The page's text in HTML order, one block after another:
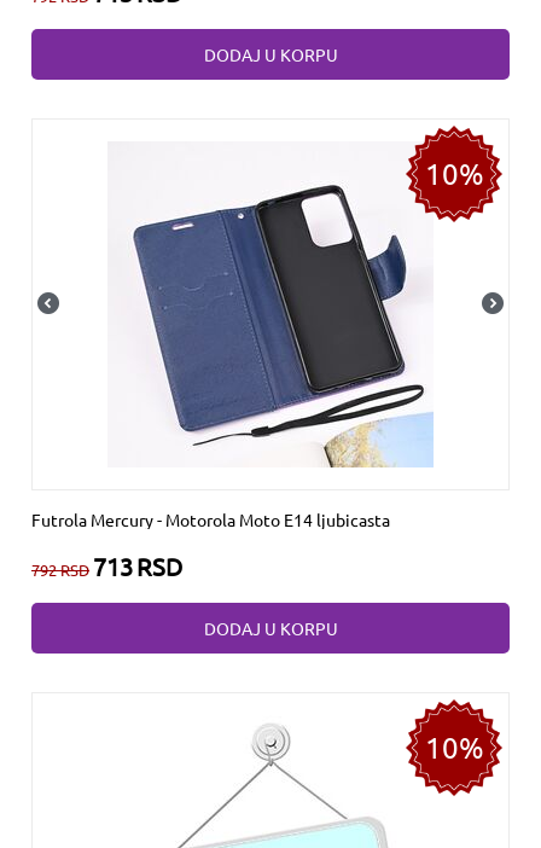
DODAJ U KORPU
10%
Futrola Mercury - Motorola Moto E14 ljubicasta
792RSD 713RSD
DODAJ U KORPU
10%